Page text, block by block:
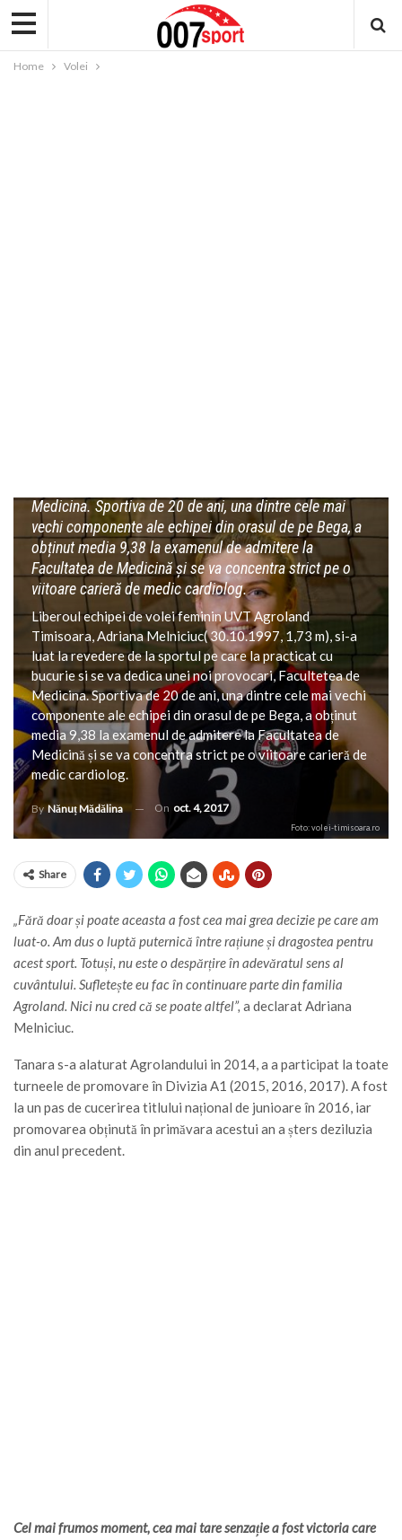
Home Volei
Medicina. Sportiva de 20 de ani, una dintre cele mai
vechi componente ale echipei din orasul de pe Bega, a
obținut media 9,38 la examenul de admitere la
Facultatea de Medicină și se va concentra strict pe o
viitoare carieră de medic cardiolog.
Liberoul echipei de volei feminin UVT Agroland
Timisoara, Adriana Melniciuc( 30.10.1997, 1,73 m), si-a
luat la revedere de la sportul pe care la practicat cu
bucurie si se va dedica unei noi provocari, Facultetea de
Medicina. Sportiva de 20 de ani, una dintre cele mai vechi
componente ale echipei din orasul de pe Bega, a obținut
media 9,38 la examenul de admitere la Facultatea de
Medicină și se va concentra strict pe o viitoare carieră de
medic cardiolog.
ByNănuț Mădălina On oct. 4, 2017
Foto: volei-timisoara.ro
Share
„Fără doar și poate aceasta a fost cea mai grea decizie pe care am
luat-o. Am dus o luptă puternică între rațiune și dragostea pentru
acest sport. Totuși, nu este o despărțire în adevăratul sens al
cuvântului. Sufletește eu fac în continuare parte din familia
Agroland. Nici nu cred că se poate altfel”, a declarat Adriana
Melniciuc.
Tanara s-a alaturat Agrolandului in 2014, a a participat la toate
turneele de promovare în Divizia A1 (2015, 2016, 2017). A fost
la un pas de cucerirea titlului național de junioare în 2016, iar
promovarea obținută în primăvara acestui an a șters deziluzia
din anul precedent.
Cel mai frumos moment, cea mai tare senzație a fost victoria care